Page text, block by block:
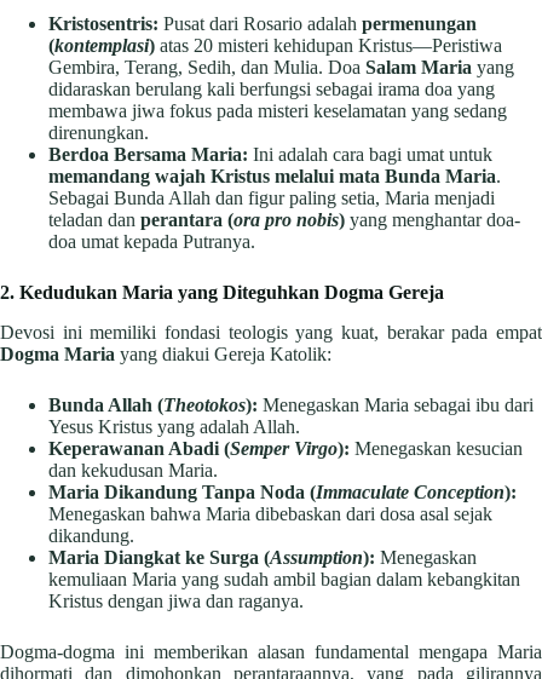
Kristosentris: Pusat dari Rosario adalah permenungan
(kontemplasi) atas 20 misteri kehidupan Kristus—Peristiwa
Gembira, Terang, Sedih, dan Mulia. Doa Salam Maria yang
didaraskan berulang kali berfungsi sebagai irama doa yang
membawa jiwa fokus pada misteri keselamatan yang sedang
direnungkan.
Berdoa Bersama Maria: Ini adalah cara bagi umat untuk
memandang wajah Kristus melalui mata Bunda Maria.
Sebagai Bunda Allah dan figur paling setia, Maria menjadi
teladan dan perantara (ora pro nobis) yang menghantar doa-
doa umat kepada Putranya.
2. Kedudukan Maria yang Diteguhkan Dogma Gereja
Devosi ini memiliki fondasi teologis yang kuat, berakar pada empat
Dogma Maria yang diakui Gereja Katolik:
Bunda Allah (Theotokos): Menegaskan Maria sebagai ibu dari
Yesus Kristus yang adalah Allah.
Keperawanan Abadi (Semper Virgo): Menegaskan kesucian
dan kekudusan Maria.
Maria Dikandung Tanpa Noda (Immaculate Conception):
Menegaskan bahwa Maria dibebaskan dari dosa asal sejak
dikandung.
Maria Diangkat ke Surga (Assumption): Menegaskan
kemuliaan Maria yang sudah ambil bagian dalam kebangkitan
Kristus dengan jiwa dan raganya.
Dogma-dogma ini memberikan alasan fundamental mengapa Maria
dihormati dan dimohonkan perantaraannya, yang pada gilirannya